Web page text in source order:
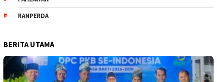
RANPERDA
BERITA UTAMA